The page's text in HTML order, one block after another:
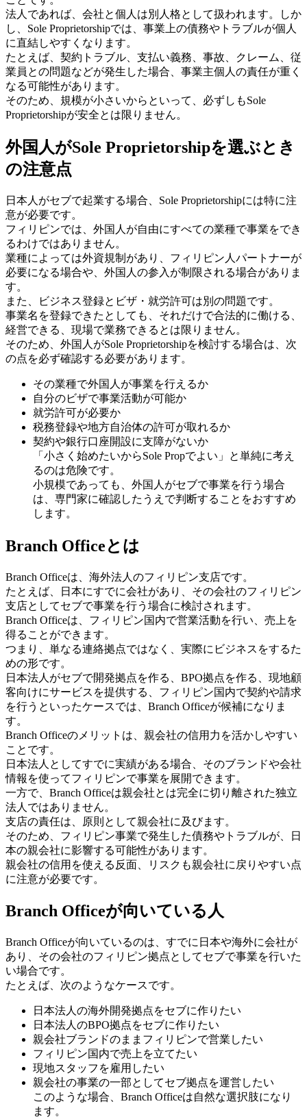
法人であれば、会社と個人は別人格として扱われます。しか
し、Sole Proprietorshipでは、事業上の債務やトラブルが個人
に直結しやすくなります。
たとえば、契約トラブル、支払い義務、事故、クレーム、従
業員との問題などが発生した場合、事業主個人の責任が重く
なる可能性があります。
そのため、規模が小さいからといって、必ずしもSole
Proprietorshipが安全とは限りません。
外国人がSole Proprietorshipを選ぶとき
の注意点
日本人がセブで起業する場合、Sole Proprietorshipには特に注
意が必要です。
フィリピンでは、外国人が自由にすべての業種で事業をでき
るわけではありません。
業種によっては外資規制があり、フィリピン人パートナーが
必要になる場合や、外国人の参入が制限される場合がありま
す。
また、ビジネス登録とビザ・就労許可は別の問題です。
事業名を登録できたとしても、それだけで合法的に働ける、
経営できる、現場で業務できるとは限りません。
そのため、外国人がSole Proprietorshipを検討する場合は、次
の点を必ず確認する必要があります。
その業種で外国人が事業を行えるか
自分のビザで事業活動が可能か
就労許可が必要か
税務登録や地方自治体の許可が取れるか
契約や銀行口座開設に支障がないか
「小さく始めたいからSole Propでよい」と単純に考え
るのは危険です。
小規模であっても、外国人がセブで事業を行う場合
は、専門家に確認したうえで判断することをおすすめ
します。
Branch Officeとは
Branch Officeは、海外法人のフィリピン支店です。
たとえば、日本にすでに会社があり、その会社のフィリピン
支店としてセブで事業を行う場合に検討されます。
Branch Officeは、フィリピン国内で営業活動を行い、売上を
得ることができます。
つまり、単なる連絡拠点ではなく、実際にビジネスをするた
めの形です。
日本法人がセブで開発拠点を作る、BPO拠点を作る、現地顧
客向けにサービスを提供する、フィリピン国内で契約や請求
を行うといったケースでは、Branch Officeが候補になりま
す。
Branch Officeのメリットは、親会社の信用力を活かしやすい
ことです。
日本法人としてすでに実績がある場合、そのブランドや会社
情報を使ってフィリピンで事業を展開できます。
一方で、Branch Officeは親会社とは完全に切り離された独立
法人ではありません。
支店の責任は、原則として親会社に及びます。
そのため、フィリピン事業で発生した債務やトラブルが、日
本の親会社に影響する可能性があります。
親会社の信用を使える反面、リスクも親会社に戻りやすい点
に注意が必要です。
Branch Officeが向いている人
Branch Officeが向いているのは、すでに日本や海外に会社が
あり、その会社のフィリピン拠点としてセブで事業を行いた
い場合です。
たとえば、次のようなケースです。
日本法人の海外開発拠点をセブに作りたい
日本法人のBPO拠点をセブに作りたい
親会社ブランドのままフィリピンで営業したい
フィリピン国内で売上を立てたい
現地スタッフを雇用したい
親会社の事業の一部としてセブ拠点を運営したい
このような場合、Branch Officeは自然な選択肢になり
ます。